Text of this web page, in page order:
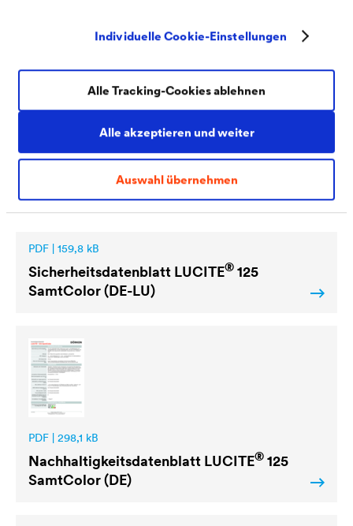
Individuelle Cookie-Einstellungen
Alle akzeptieren und weiter
Auswahl übernehmen
Alle Tracking-Cookies ablehnen
Sicherheitsdatenblatt LUCITE
125
SamtColor (DE-DE)
PDF | 159,8 kB
Sicherheitsdatenblatt LUCITE® 125
SamtColor (DE-LU)
PDF | 298,1 kB
Nachhaltigkeitsdatenblatt LUCITE® 125
SamtColor (DE)